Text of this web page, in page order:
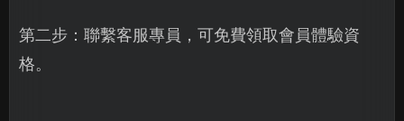
第二步：聯繫客服專員，可免費領取會員體驗資
格。